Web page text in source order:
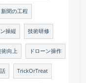
新聞の工程
操縦 技術研修
術向上 ドローン操作
TrickOrTreat